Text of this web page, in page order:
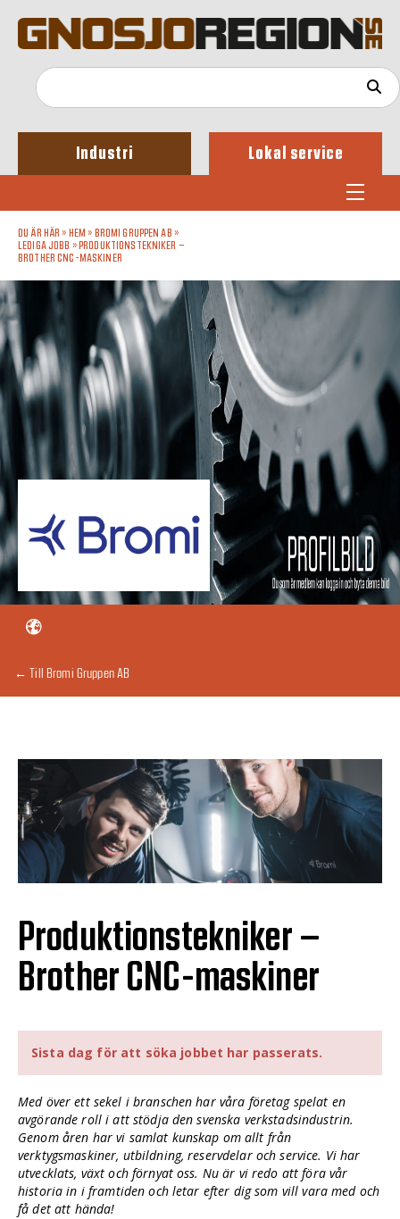
Industri Lokal service
DU ÄR HÄR » HEM » BROMI GRUPPEN AB »
LEDIGA JOBB » PRODUKTIONSTEKNIKER –
BROTHER CNC-MASKINER
← Till Bromi Gruppen AB
Produktionstekniker –
Brother CNC-maskiner
Sista dag för att söka jobbet har passerats.
Med över ett sekel i branschen har våra företag spelat en
avgörande roll i att stödja den svenska verkstadsindustrin.
Genom åren har vi samlat kunskap om allt från
verktygsmaskiner, utbildning, reservdelar och service. Vi har
utvecklats, växt och förnyat oss. Nu är vi redo att föra vår
historia in i framtiden och letar efter dig som vill vara med och
få det att hända!